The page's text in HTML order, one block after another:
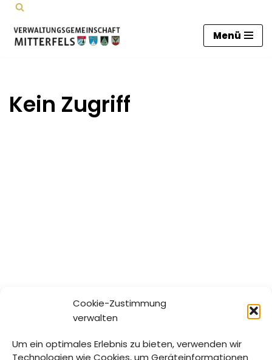
Cookie-Zustimmung
verwalten
Um ein optimales Erlebnis zu bieten, verwenden wir
Technologien wie Cookies, um Geräteinformationen
Zum
Inhalt
Menü
Kein Zugriff